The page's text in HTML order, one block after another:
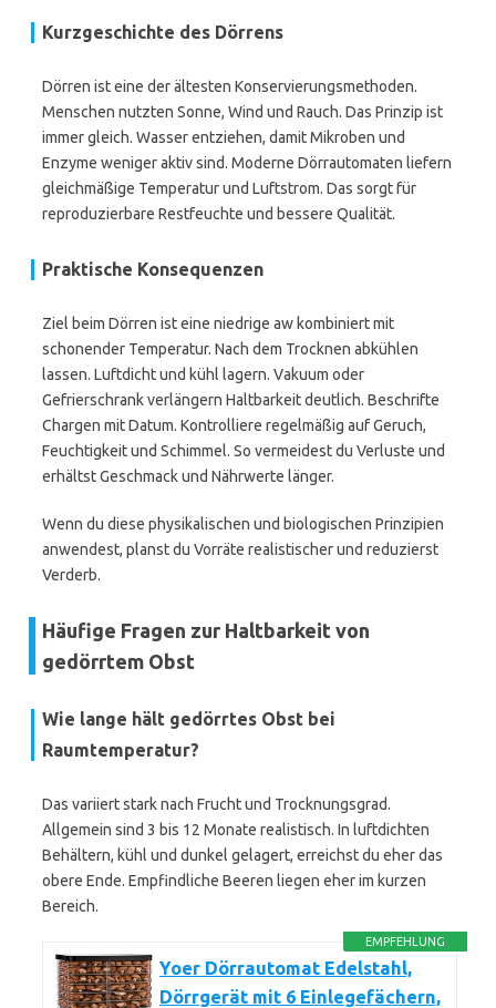
Kurzgeschichte des Dörrens
Dörren ist eine der ältesten Konservierungsmethoden.
Menschen nutzten Sonne, Wind und Rauch. Das Prinzip ist
immer gleich. Wasser entziehen, damit Mikroben und
Enzyme weniger aktiv sind. Moderne Dörrautomaten liefern
gleichmäßige Temperatur und Luftstrom. Das sorgt für
reproduzierbare Restfeuchte und bessere Qualität.
Praktische Konsequenzen
Ziel beim Dörren ist eine niedrige aw kombiniert mit
schonender Temperatur. Nach dem Trocknen abkühlen
lassen. Luftdicht und kühl lagern. Vakuum oder
Gefrierschrank verlängern Haltbarkeit deutlich. Beschrifte
Chargen mit Datum. Kontrolliere regelmäßig auf Geruch,
Feuchtigkeit und Schimmel. So vermeidest du Verluste und
erhältst Geschmack und Nährwerte länger.
Wenn du diese physikalischen und biologischen Prinzipien
anwendest, planst du Vorräte realistischer und reduzierst
Verderb.
Häufige Fragen zur Haltbarkeit von
gedörrtem Obst
Wie lange hält gedörrtes Obst bei
Raumtemperatur?
Das variiert stark nach Frucht und Trocknungsgrad.
Allgemein sind 3 bis 12 Monate realistisch. In luftdichten
Behältern, kühl und dunkel gelagert, erreichst du eher das
obere Ende. Empfindliche Beeren liegen eher im kurzen
Bereich.
EMPFEHLUNG
Yoer Dörrautomat Edelstahl,
Dörrgerät mit 6 Einlegefächern,